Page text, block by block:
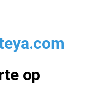
op